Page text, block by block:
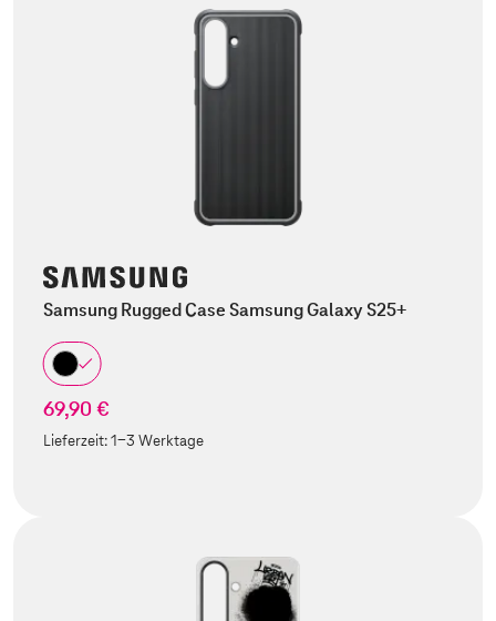
Samsung Rugged Case Samsung Galaxy S25+
69,90 €
Lieferzeit:1-3 Werktage